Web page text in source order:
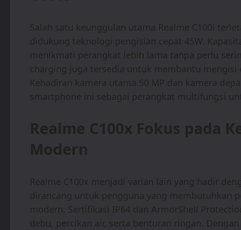
Salah satu keunggulan utama Realme C100i
didukung teknologi pengisian cepat 45W.
menikmati perangkat lebih lama tanpa perlu
charging juga tersedia untuk membantu
Kehadiran kamera utama 50 MP dan kamera
smartphone ini sebagai perangkat multifungsi
Realme C100x Fokus pada
Modern
Realme C100x menjadi varian lain yang hadir
dirancang untuk pengguna yang
modern. Sertifikasi IP64 dan ArmorShell
debu, percikan air, serta benturan ringan.